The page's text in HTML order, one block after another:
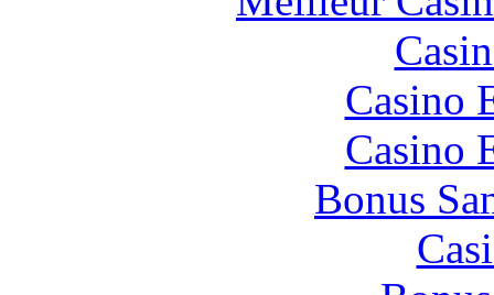
Casino
Casino
Bonus